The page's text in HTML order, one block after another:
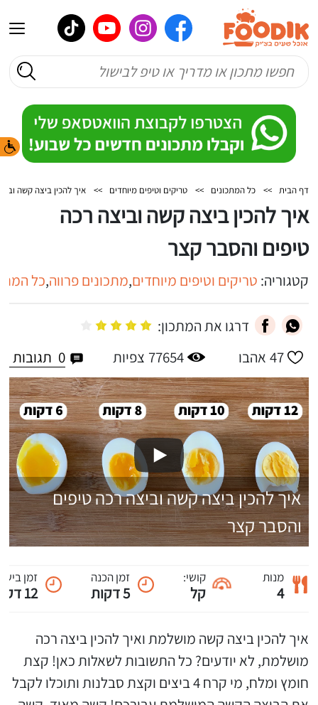
דף הבית >> כל המתכונים >> טריקים וטיפים מיוחדים >> איך להכין ביצה קשה
איך להכין ביצה קשה וביצה רכה
טיפים והסבר קצר
קטגוריה: טריקים וטיפים מיוחדים,מתכונים פרווה,כל
דרגו את המתכון:
47 אהבו 77654 צפיות 0 תגובות
איך להכין ביצה קשה וביצה רכה טיפים
והסבר קצר
מנות
4
קושי:
קל
זמן הכנה
5 דקות
זמן
12 דקות
איך להכין ביצה קשה מושלמת ואיך להכין ביצה רכה
מושלמת, לא יודעים? כל התשובות לשאלות כאן! קצת
חומץ ומלח, מי קרח 4 ביצים וקצת סבלנות ותוכלו לקבל